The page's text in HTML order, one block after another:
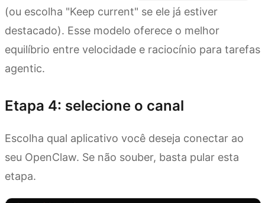
(ou escolha "Keep current" se ele já estiver
destacado). Esse modelo oferece o melhor
equilíbrio entre velocidade e raciocínio para tarefas
agentic.
Etapa 4: selecione o canal
Escolha qual aplicativo você deseja conectar ao
seu OpenClaw. Se não souber, basta pular esta
etapa.